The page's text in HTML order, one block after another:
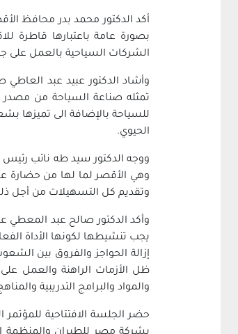
أكد الدكتور محمد بدر محافظ
بصورة عامة باعتبارها قاطرة
الشركات السياحية بالعمل على
وأشاد الدكتور عبيد عبد
تمثله صناعة السياحة من مصدر
للسياحة بالإضافة الى تميزها
الحيوي.
ووجه الدكتور سيد طه نائب رئيس
وهي الأقصر لما لها من حضارة
وتقديم كل التسهيلات من أجل
وأكد الدكتور صالح عبد المعطي
يجب تنشيطها لكونها الأداة
إزالة الحواجز والفروق بين
ظل الأزمات الراهنة والعمل على
والمواد والبرامج التدريبية
حضر الجلسة الافتتاحية